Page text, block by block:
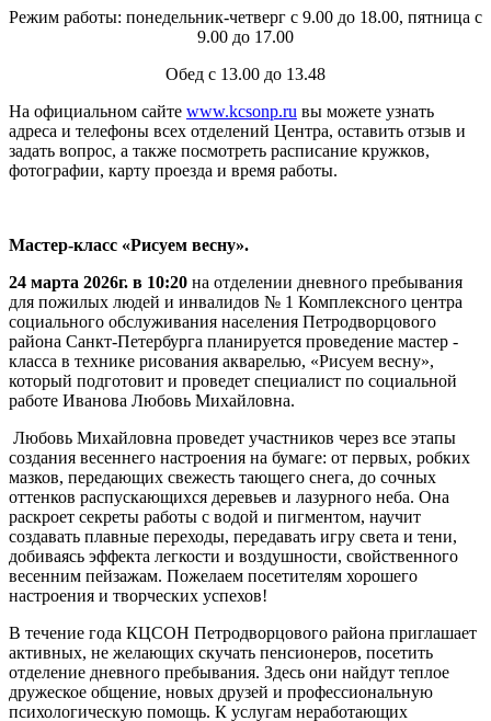
Режим работы: понедельник-четверг с 9.00 до 18.00, пятница с
9.00 до 17.00
Обед с 13.00 до 13.48
На официальном сайте www.kcsonp.ru вы можете узнать
адреса и телефоны всех отделений Центра, оставить отзыв и
задать вопрос, а также посмотреть расписание кружков,
фотографии, карту проезда и время работы.
Мастер-класс «Рисуем весну».
24 марта 2026г. в 10:20 на отделении дневного пребывания
для пожилых людей и инвалидов № 1 Комплексного центра
социального обслуживания населения Петродворцового
района Санкт-Петербурга планируется проведение мастер -
класса в технике рисования акварелью, «Рисуем весну»,
который подготовит и проведет специалист по социальной
работе Иванова Любовь Михайловна.
Любовь Михайловна проведет участников через все этапы
создания весеннего настроения на бумаге: от первых, робких
мазков, передающих свежесть тающего снега, до сочных
оттенков распускающихся деревьев и лазурного неба. Она
раскроет секреты работы с водой и пигментом, научит
создавать плавные переходы, передавать игру света и тени,
добиваясь эффекта легкости и воздушности, свойственного
весенним пейзажам. Пожелаем посетителям хорошего
настроения и творческих успехов!
В течение года КЦСОН Петродворцового района приглашает
активных, не желающих скучать пенсионеров, посетить
отделение дневного пребывания. Здесь они найдут теплое
дружеское общение, новых друзей и профессиональную
психологическую помощь. К услугам неработающих